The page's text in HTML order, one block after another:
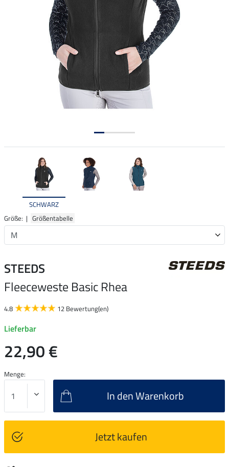
SCHWARZ
Größe: | Größentabelle
STEEDS
Fleeceweste Basic Rhea
4.8 12 Bewertung(en)
Lieferbar
22,90 €
Menge:
In den Warenkorb
Jetzt kaufen